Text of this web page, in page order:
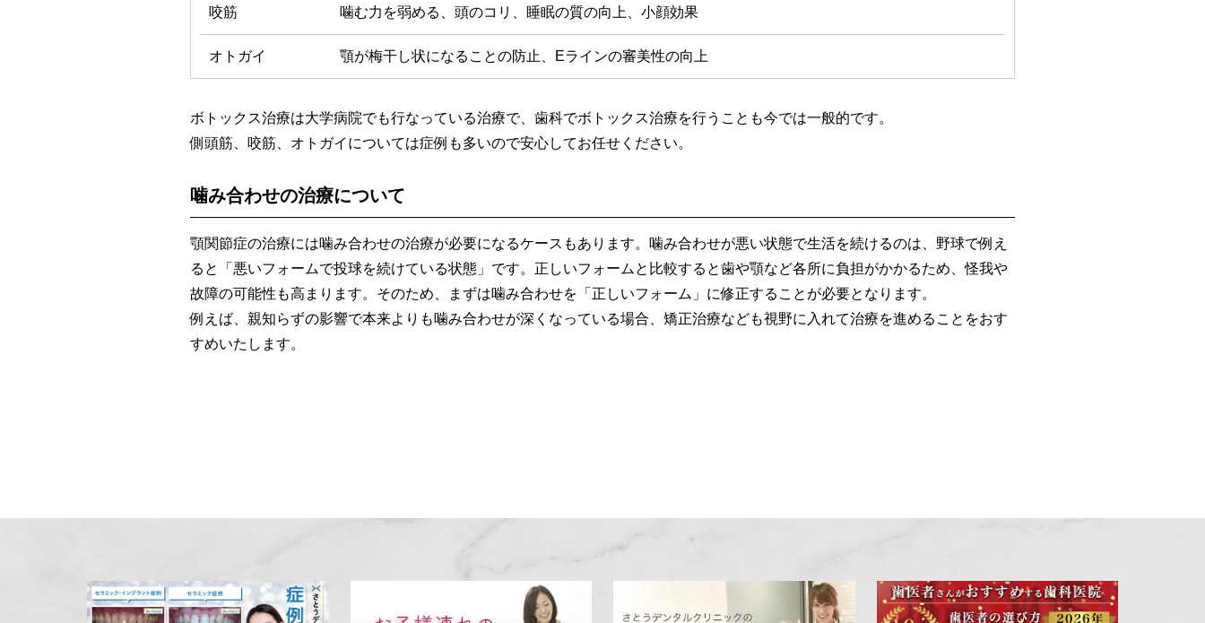
咬筋 噛む力を弱める、頭のコリ、睡眠の質の向上、小顔効果
オトガイ 顎が梅干し状になることの防止、Eラインの審美性の向上
ボトックス治療は大学病院でも行なっている治療で、歯科でボトックス治療を行うことも今では一般的です。
側頭筋、咬筋、オトガイについては症例も多いので安心してお任せください。
噛み合わせの治療について
顎関節症の治療には噛み合わせの治療が必要になるケースもあります。噛み合わせが悪い状態で生活を続けるのは、野球で例え
ると「悪いフォームで投球を続けている状態」です。正しいフォームと比較すると歯や顎など各所に負担がかかるため、怪我や
故障の可能性も高まります。そのため、まずは噛み合わせを「正しいフォーム」に修正することが必要となります。
例えば、親知らずの影響で本来よりも噛み合わせが深くなっている場合、矯正治療なども視野に入れて治療を進めることをおす
すめいたします。